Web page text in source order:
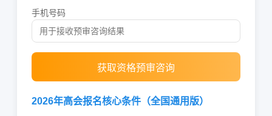
手机号码
获取资格预审咨询
2026年高会报名核心条件（全国通用版）